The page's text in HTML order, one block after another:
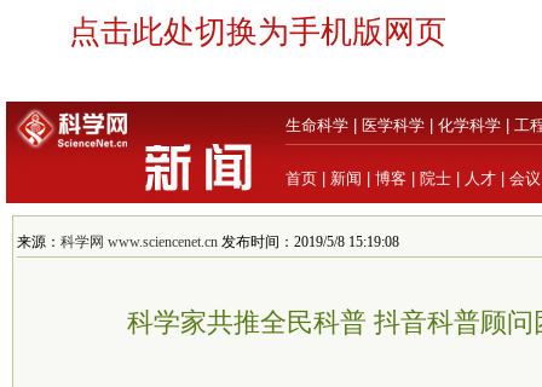
点击此处切换为手机版网页
生命科学 医学科学 化学科学 工
首页 新闻 博客 院士 人才 会议
来源： 科学网 www.sciencenet.cn 发布时间：2019/5/8 15:19:08
科学家共推全民科普 抖音科普顾问